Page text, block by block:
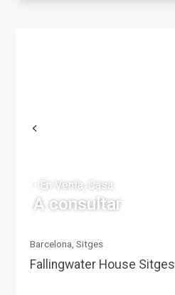
• En Venta, Casa
A consultar
Barcelona, Sitges
Fallingwater House Sitges